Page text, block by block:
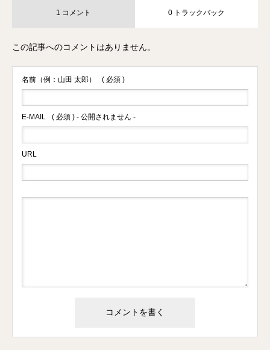
1 コメント 0 トラックバック
この記事へのコメントはありません。
名前（例：山田 太郎） ( 必須 )
E-MAIL ( 必須 ) - 公開されません -
URL